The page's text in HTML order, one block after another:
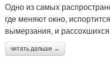
Одно из самых
где меняют окно,
вымерзания, и
читать дальше →